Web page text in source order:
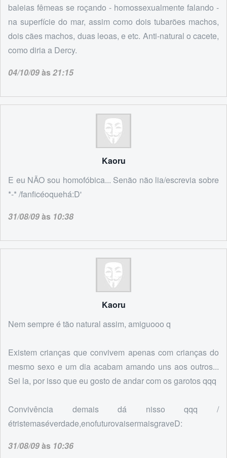
baleias fêmeas se roçando - homossexualmente falando -
na superfície do mar, assim como dois tubarões machos,
dois cães machos, duas leoas, e etc. Anti-natural o cacete,
como diria a Dercy.
04/10/09às21:15
Kaoru
E eu NÃO sou homofóbica... Senão não lia/escrevia sobre
*-* /fanficéoquehá:D'
31/08/09às 10:38
Kaoru
Nem sempre é tão natural assim, amiguooo q
Existem crianças que convivem apenas com crianças do
mesmo sexo e um dia acabam amando uns aos outros...
Sei la, por isso que eu gosto de andar com os garotos qqq
Convivência demais dá nisso qqq /
étristemaséverdade,enofuturovaisermaisgraveD:
31/08/09às 10:36